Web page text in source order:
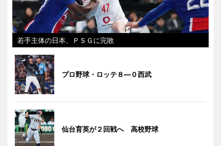
若手主体の日本、ＰＳＧに完敗
プロ野球・ロッテ８―０西武
仙台育英が２回戦へ 高校野球